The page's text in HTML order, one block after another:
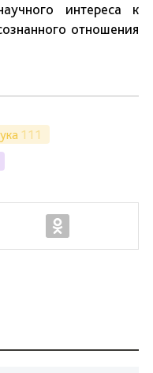
интереса к
отношения
111